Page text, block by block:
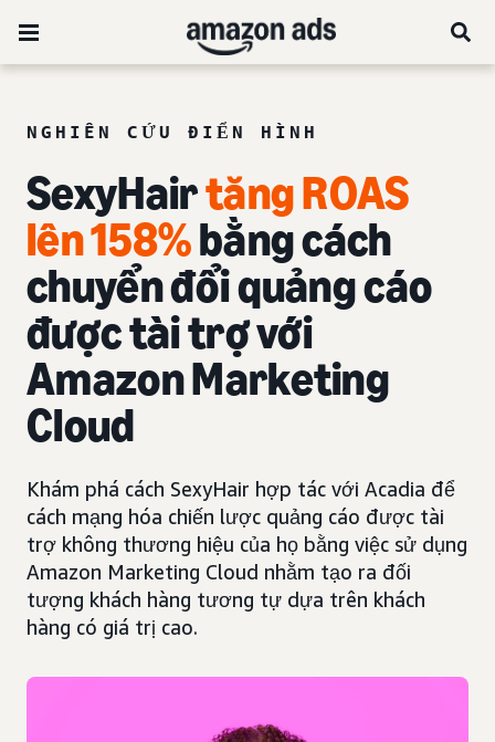
NGHIÊN CỨU ĐIỂN HÌNH
SexyHairtăng ROAS
lên 158%bằngcách
chuyển đổi quảng cáo
được tài trợ với
Amazon Marketing
Cloud
Khám phá cách SexyHair hợp tác với Acadia để
cách mạng hóa chiến lược quảng cáo được tài
trợ không thương hiệu của họ bằng việc sử dụng
Amazon Marketing Cloud nhằm tạo ra đối
tượng khách hàng tương tự dựa trên khách
hàng có giá trị cao.